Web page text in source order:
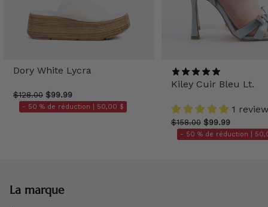
Dory White Lycra
$128.00 $99.99
- 50 % de réduction | 50,00 $
Kiley Cuir Bleu Lt.
1 review
$158.00 $99.99
- 50 % de réduction |
La marque